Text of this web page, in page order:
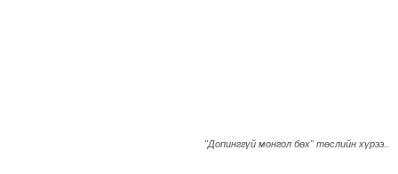
"Допинггүй монгол бөх" төслийн хүрээ..